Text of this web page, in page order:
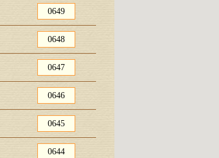
0649
0648
0647
0646
0645
0644